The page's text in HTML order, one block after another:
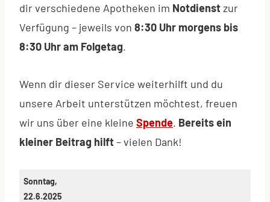
dir verschiedene Apotheken im Notdienstzur
Verfügung – jeweils von 8:30 Uhr morgens bis
8:30 Uhr am Folgetag.
Wenn dir dieser Service weiterhilft und du
unsere Arbeit unterstützen möchtest, freuen
wir uns über eine kleine Spende. Bereits ein
kleiner Beitrag hilft– vielen Dank!
Sonntag,
22.6.2025